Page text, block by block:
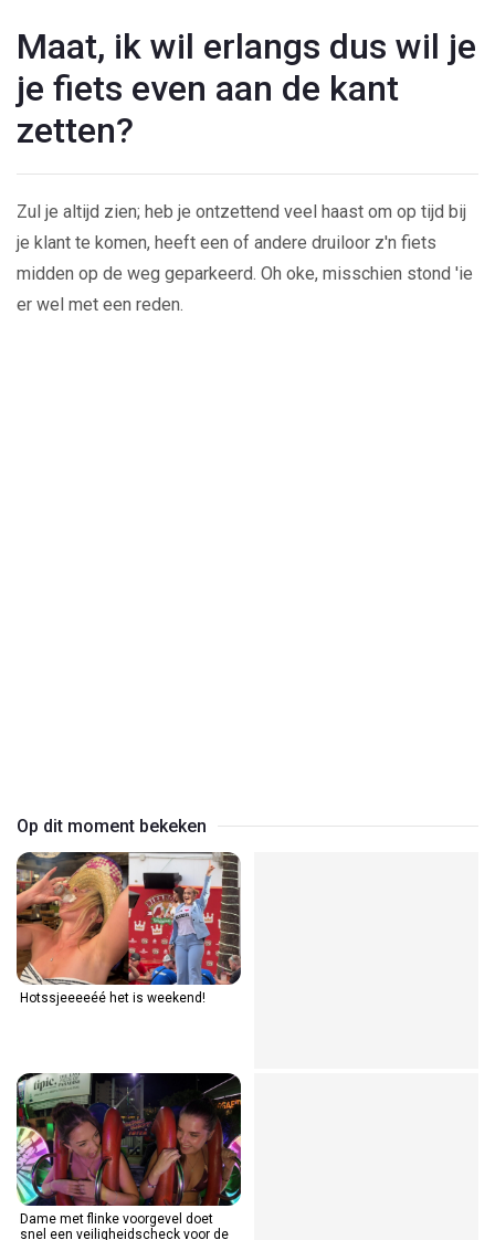
Maat, ik wil erlangs dus wil je
je fiets even aan de kant
zetten?
Zul je altijd zien; heb je ontzettend veel haast om op tijd bij
je klant te komen, heeft een of andere druiloor z'n fiets
midden op de weg geparkeerd. Oh oke, misschien stond 'ie
er wel met een reden.
Op dit moment bekeken
Hotssjeeeeéé het is weekend!
Dame met flinke voorgevel doet
snel een veiligheidscheck voor de